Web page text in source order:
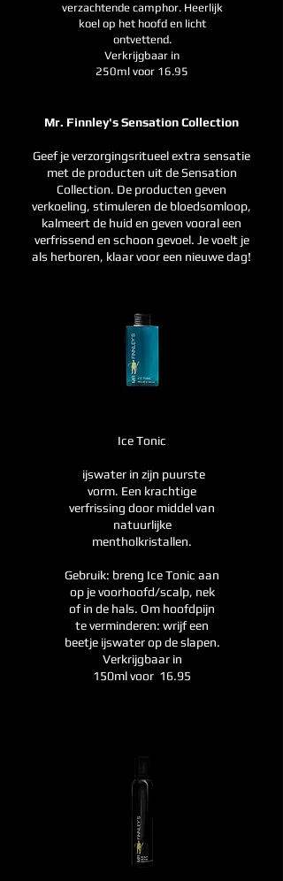
verzachtende camphor. Heerlijk
koel op het hoofd en licht
ontvettend.
Verkrijgbaar in
250ml voor 16.95
Mr. Finnley's Sensation Collection
Geef je verzorgingsritueel extra sensatie
met de producten uit de Sensation
Collection. De producten geven
verkoeling, stimuleren de bloedsomloop,
kalmeert de huid en geven vooral een
verfrissend en schoon gevoel. Je voelt je
als herboren, klaar voor een nieuwedag!
Ice Tonic
ijswater in zijn puurste
vorm. Een krachtige
verfrissing door middel van
natuurlijke
mentholkristallen.
Gebruik: breng Ice Tonic aan
op je voorhoofd/scalp, nek
of in de hals. Om hoofdpijn
te verminderen: wrijf een
beetje ijswater op de slapen.
Verkrijgbaar in
150ml voor 16.95